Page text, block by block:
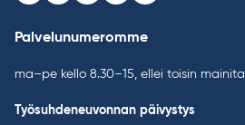
Palvelunumeromme
ma–pe kello 8.30–15, ellei toisin mainita
Työsuhdeneuvonnan päivystys